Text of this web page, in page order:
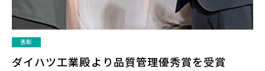
表彰
ダイハツ工業殿より品質管理優秀賞を受賞